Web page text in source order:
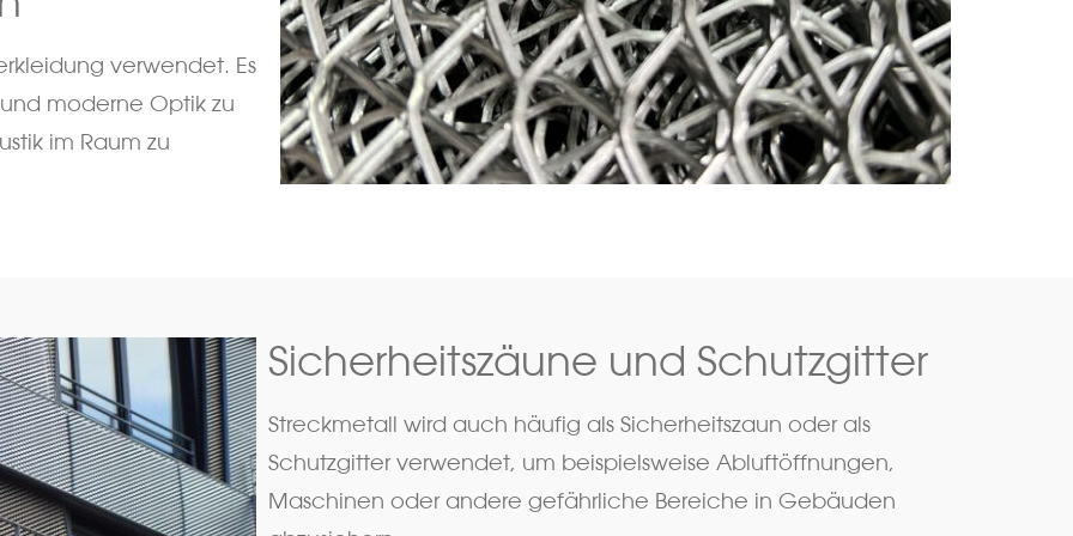
verwendet. Es
moderne Optik zu
im Raum zu
Sicherheitszäune und Schutzgitter
Streckmetall wird auch häufig als Sicherheitszaun oder als
Schutzgitter verwendet, um beispielsweise Abluftöffnungen,
Maschinen oder andere gefährliche Bereiche in Gebäuden